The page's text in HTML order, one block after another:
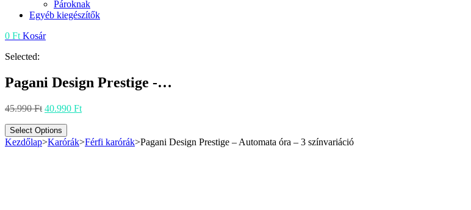
Pároknak
Egyéb kiegészítők
0 Ft Kosár
Selected:
Pagani Design Prestige -…
45.990Ft Original
was:
45.990 Ft.
40.990 FtCurrent
40.990 Ft.
Select Options
Kezdőlap>Karórák>Férfi karórák>Pagani Design Prestige – Automata óra – 3 színvariáció